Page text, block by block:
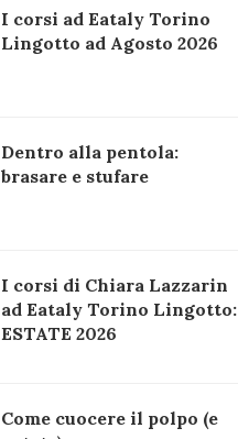
I corsi ad Eataly Torino
Lingotto ad Agosto 2026
Dentro alla pentola:
brasare e stufare
I corsi di Chiara Lazzarin
ad Eataly Torino Lingotto:
ESTATE 2026
Come cuocere il polpo (e